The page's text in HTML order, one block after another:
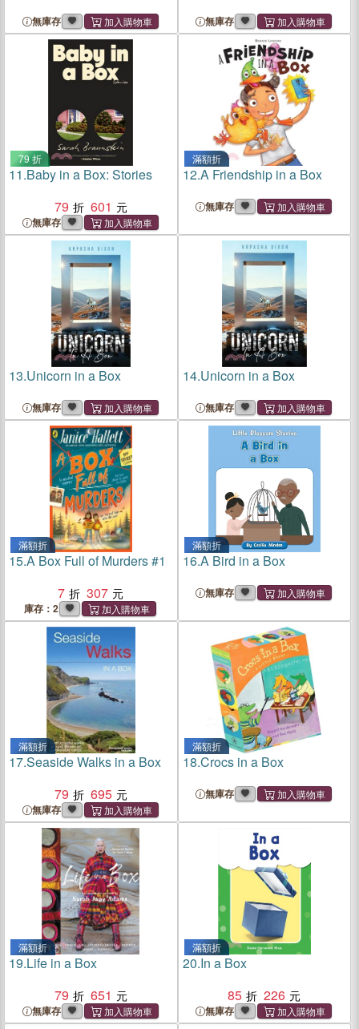
無庫存 無庫存
79 折
11.Baby in a Box: Stories
79
601
無庫存
滿額折
12.A Friendship in a Box
無庫存
13.Unicorn in a Box
無庫存
14.Unicorn in a Box
無庫存
滿額折
15.A Box Full of Murders #1
7
307
庫存：2
滿額折
16.A Bird in a Box
無庫存
滿額折
17.Seaside Walks in a Box
79
695
無庫存
滿額折
18.Crocs in a Box
無庫存
滿額折
19.Life in a Box
79
651
無庫存
滿額折
20.In a Box
85
226
無庫存